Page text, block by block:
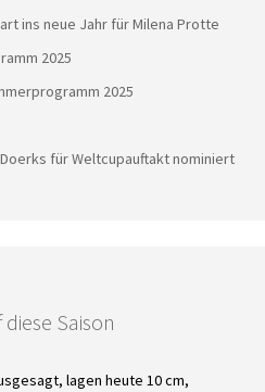
ins neue Jahr für Milena Protte
2025
2025
für Weltcupauftakt nominiert
Saison
lagen heute 10 cm,